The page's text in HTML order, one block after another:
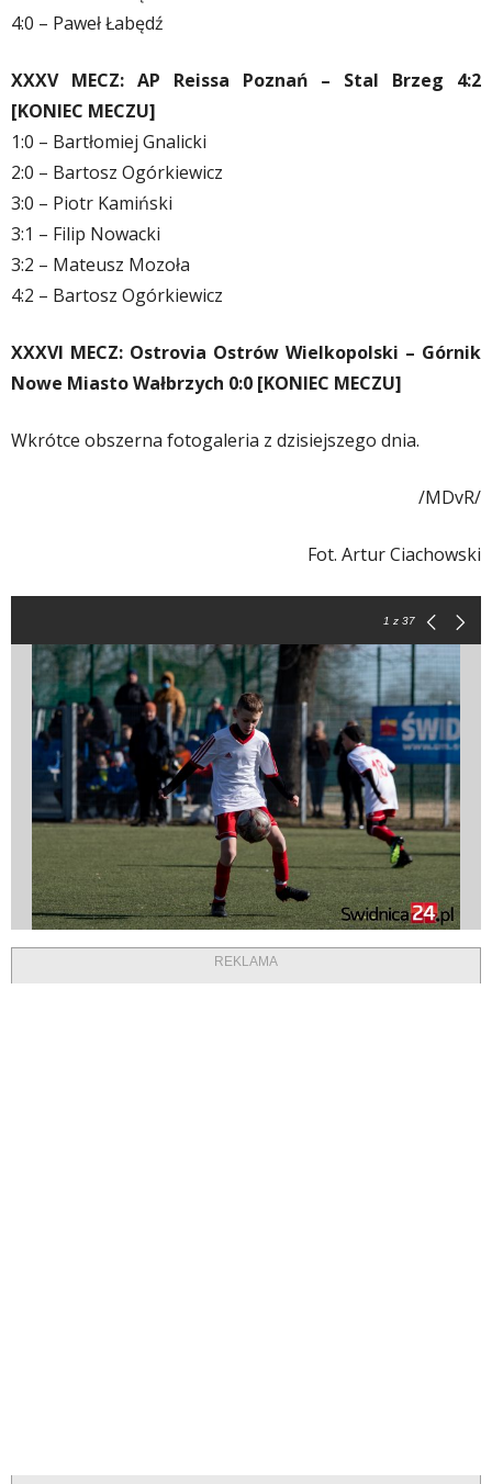
4:0 – Paweł Łabędź
XXXV MECZ: AP Reissa Poznań – Stal Brzeg 4:2
[KONIEC MECZU]
1:0 – Bartłomiej Gnalicki
2:0 – Bartosz Ogórkiewicz
3:0 – Piotr Kamiński
3:1 – Filip Nowacki
3:2 – Mateusz Mozoła
4:2 – Bartosz Ogórkiewicz
XXXVI MECZ: Ostrovia Ostrów Wielkopolski – Górnik
Nowe Miasto Wałbrzych 0:0 [KONIEC MECZU]
Wkrótce obszerna fotogaleria z dzisiejszego dnia.
/MDvR/
Fot. Artur Ciachowski
1 z 37
REKLAMA